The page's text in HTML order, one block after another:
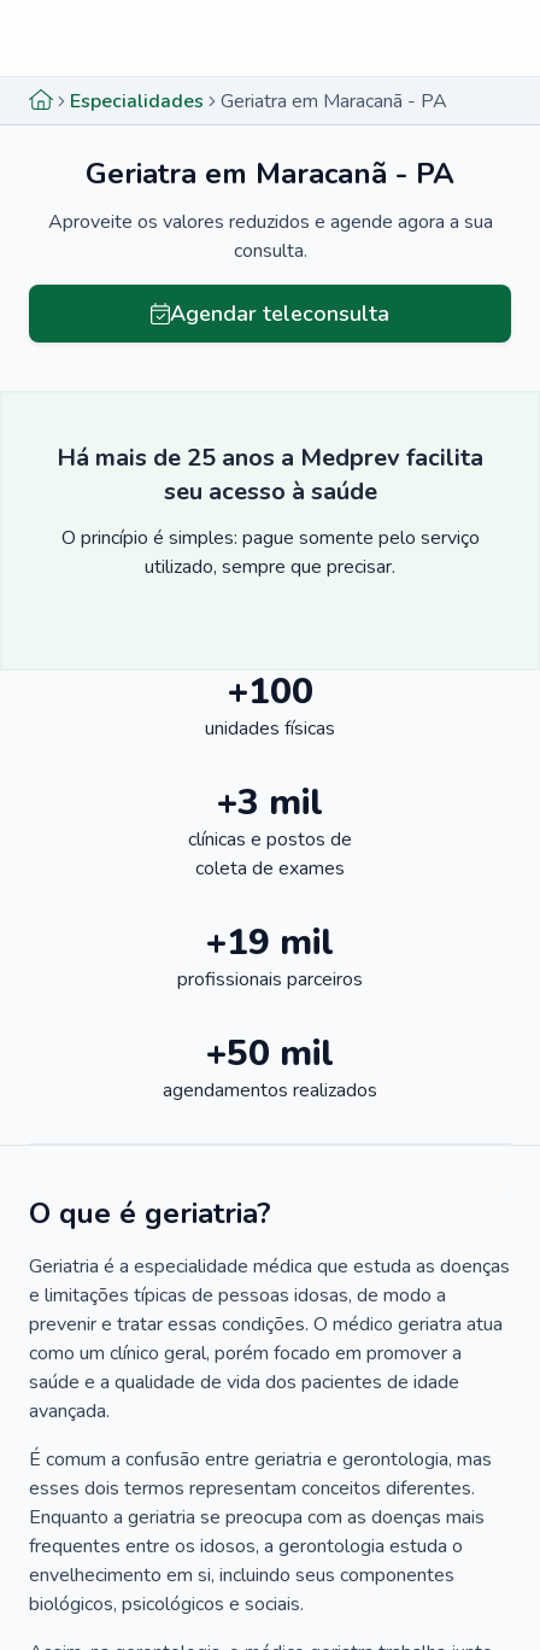
Especialidades Geriatra em Maracanã - PA
Geriatra em Maracanã - PA
Aproveite os valores reduzidos e agende agora a sua
consulta.
Agendar teleconsulta
Há mais de 25 anos a Medprev facilita
seu acesso à saúde
O princípio é simples: pague somente pelo serviço
utilizado, sempre que precisar.
+100
unidades físicas
+3 mil
clínicas e postos de
coleta de exames
+19 mil
profissionais parceiros
+50 mil
agendamentos realizados
O que é geriatria?
Geriatria é a especialidade médica que estuda as doenças
e limitações típicas de pessoas idosas, de modo a
prevenir e tratar essas condições. O médico geriatra atua
como um clínico geral, porém focado em promover a
saúde e a qualidade de vida dos pacientes de idade
avançada.
É comum a confusão entre geriatria e gerontologia, mas
esses dois termos representam conceitos diferentes.
Enquanto a geriatria se preocupa com as doenças mais
frequentes entre os idosos, a gerontologia estuda o
envelhecimento em si, incluindo seus componentes
biológicos, psicológicos e sociais.